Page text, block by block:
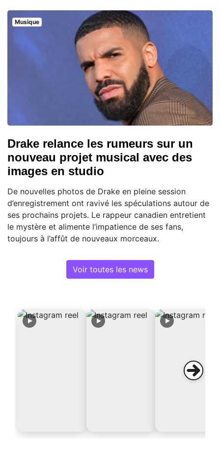
Musique
Drake relance les rumeurs sur un
nouveau projet musical avec des
images en studio
De nouvelles photos de Drake en pleine session
d’enregistrement ont ravivé les spéculations autour de
ses prochains projets. Le rappeur canadien entretient
le mystère et alimente l’impatience de ses fans,
toujours à l’affût de nouveaux morceaux.
Voir toutes les news